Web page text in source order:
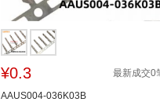
¥0.3 最新成交0
AAUS004-036K03B